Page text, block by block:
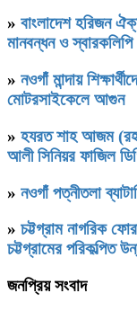
» বাংলাদেশ হরিজন
মানবন্ধন ও স্বারকলিপি
» নওগাঁ মান্দায়
মোটরসাইকেলে আগুন
» হযরত শাহ আজম
আলী সিনিয়র ফাজিল
» নওগাঁ পত্নীতলা
» চট্টগ্রাম নাগরিক
চট্টগ্রামের পরিকল্পিত
জনপ্রিয় সংবাদ